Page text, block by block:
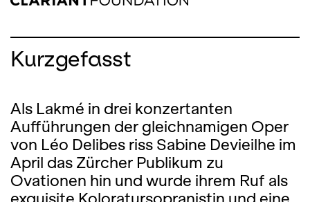
Kurzgefasst
Als Lakmé in drei konzertanten
Aufführungen der gleichnamigen Oper
von Léo Delibes riss Sabine Devieilhe im
April das Zürcher Publikum zu
Ovationen hin und wurde ihrem Ruf als